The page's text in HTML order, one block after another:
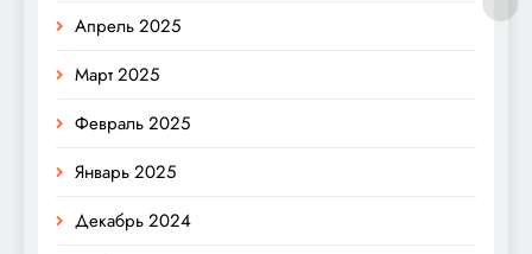
Апрель 2025
Март 2025
Февраль 2025
Январь 2025
Декабрь 2024